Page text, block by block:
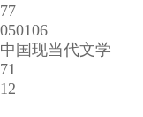
77
050106
中国现当代文学
71
12